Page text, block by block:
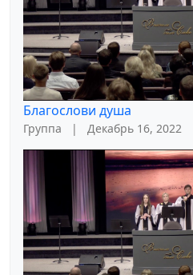
Благослови душа
Группа | Декабрь 16, 2022